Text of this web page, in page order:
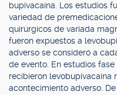
bupivacaína. Los estudios
variedad de
quirúrgicos de variada
fueron expuestos a
adverso se consideró a
de evento. En estudios
recibieron levobupivacaína
acontecimiento adverso.